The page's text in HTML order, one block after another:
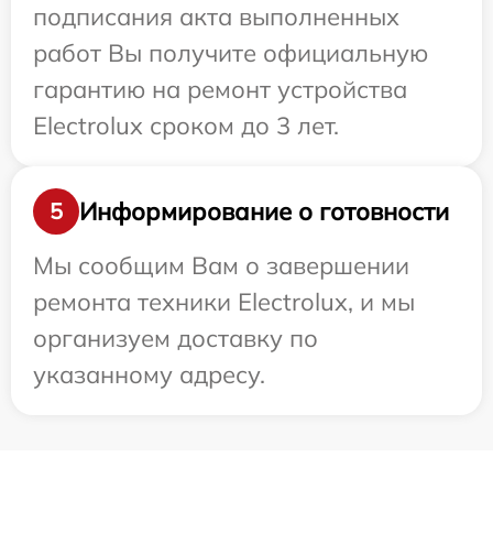
подписания акта выполненных
работ Вы получите официальную
гарантию на ремонт устройства
Electrolux сроком до 3 лет.
5
Информирование о готовности
Мы сообщим Вам о завершении
ремонта техники Electrolux, и мы
организуем доставку по
указанному адресу.